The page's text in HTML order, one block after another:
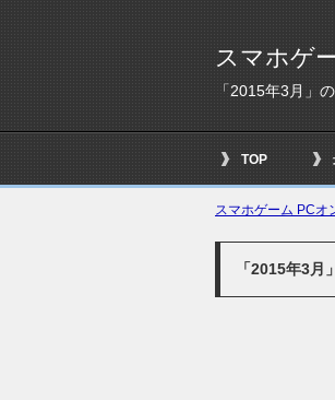
スマホゲ
「2015年3月」
TOP
スマホゲーム PCオ
「2015年3月